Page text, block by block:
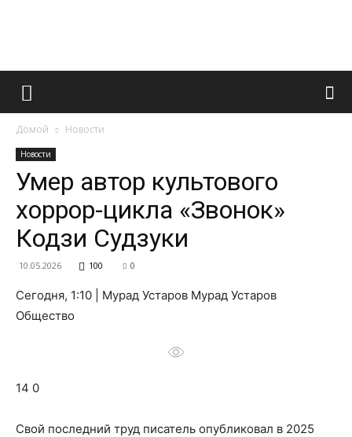
Французский
и
о
нем
Домой Новости
Новости
Умер автор культового
хоррор-цикла «Звонок»
Кодзи Судзуки
10.05.2026 100 0
Сегодня, 1:10 | Мурад Устаров Мурад Устаров
Общество
14 0
Свой последний труд писатель опубликовал в 2025